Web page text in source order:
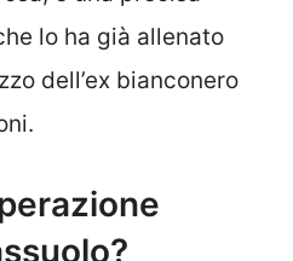
lo ha già allenato
dell’ex bianconero